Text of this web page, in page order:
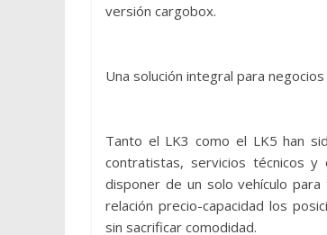
versión cargobox.
Una solución integral para
Tanto el LK3 como el LK5 han
contratistas, servicios técnicos
disponer de un solo vehículo
relación precio-capacidad los
sin sacrificar comodidad.